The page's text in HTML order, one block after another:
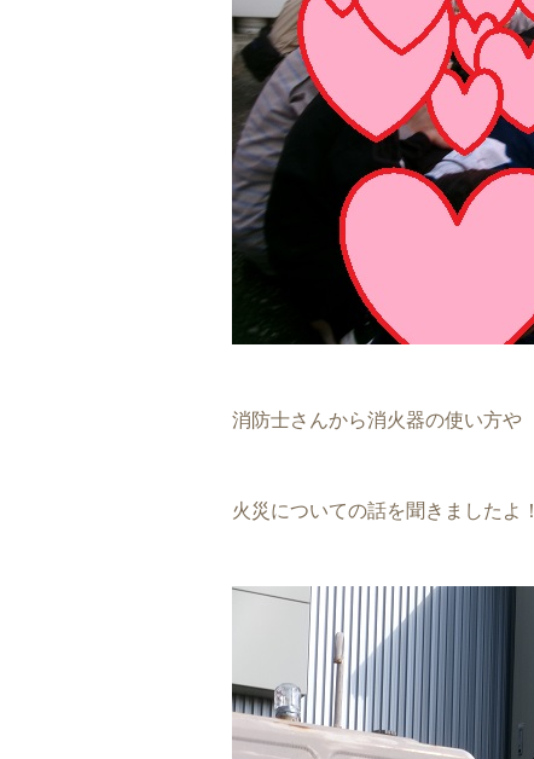
消防士さんから消火器の使い方や
火災についての話を聞きましたよ！